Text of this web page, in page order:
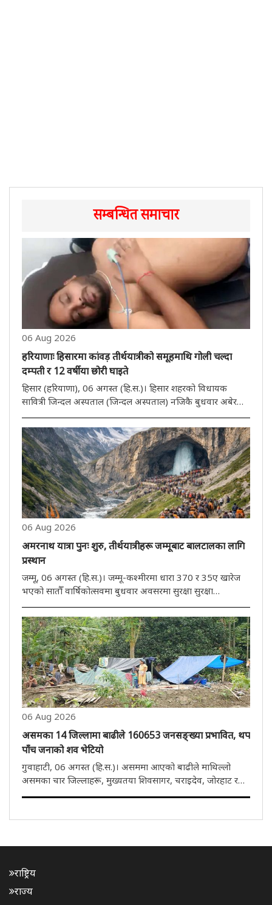
सम्बन्धित समाचार
06 Aug 2026
हरियाणाः हिसारमा कांवड़ तीर्थयात्रीको समूहमाथि गोली चल्दा
दम्पती र 12 वर्षीया छोरी घाइते
हिसार (हरियाणा), 06 अगस्त (हि.स.)। हिसार शहरको विधायक
सावित्री जिन्दल अस्पताल (जिन्दल अस्पताल) नजिकै बुधवार अबेर
राति दुई मोटरसाइकलमा आएका नकाबपोश अपराधीहरूले कावंड़
तीर्थयात्रीहरूको समूहमा गोली प्रहार गरेका छन्। अस्पतालबाट केही
टाढा दयानन्द कलोनीक..
06 Aug 2026
अमरनाथ यात्रा पुनः शुरु, तीर्थयात्रीहरू जम्मूबाट बालटालका लागि
प्रस्थान
जम्मू, 06 अगस्त (हि.स.)। जम्मू-कश्मीरमा धारा 370 र 35ए खारेज
भएको सातौँ वार्षिकोत्सवमा बुधवार अवसरमा सुरक्षा सुरक्षा
किरणहरूलाई ध्यानमा राख्दै एक दिनका लागि स्थगित गरिएको
वार्षिक श्री अमरनाथ यात्रा बिहीबार पुनः शुरु भएको छ। संयुक्त पुलिस
नियन्त्रण..
06 Aug 2026
असमका 14 जिल्लामा बाढीले 160653 जनसङ्ख्या प्रभावित, थप
पाँच जनाको शव भेटियो
गुवाहाटी, 06 अगस्त (हि.स.)। असममा आएको बाढीले माथिल्लो
असमका चार जिल्लाहरू, मुख्यतया शिवसागर, चराइदेव, जोरहाट र
गोलाघाट निकै प्रभावित भएका छन्। नदीको जलस्तर घटेको भए पनि
दिन अघि बाढीको प्रभाव..
राष्ट्रिय
राज्य